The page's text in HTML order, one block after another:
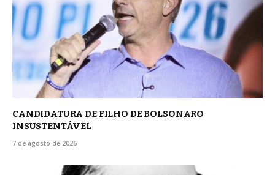
CANDIDATURA DE FILHO DE BOLSONARO
INSUSTENTÁVEL
7 de agosto de 2026